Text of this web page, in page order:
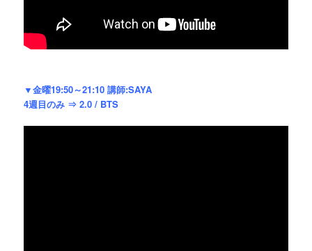
▼金曜19:50～21:10 講師:SAYA
4週目のみ ⇒ 2.0 / BTS